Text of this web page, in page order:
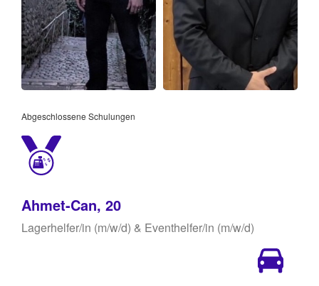
Abgeschlossene Schulungen
Ahmet-Can, 20
Lagerhelfer/in (m/w/d) & Eventhelfer/in (m/w/d)